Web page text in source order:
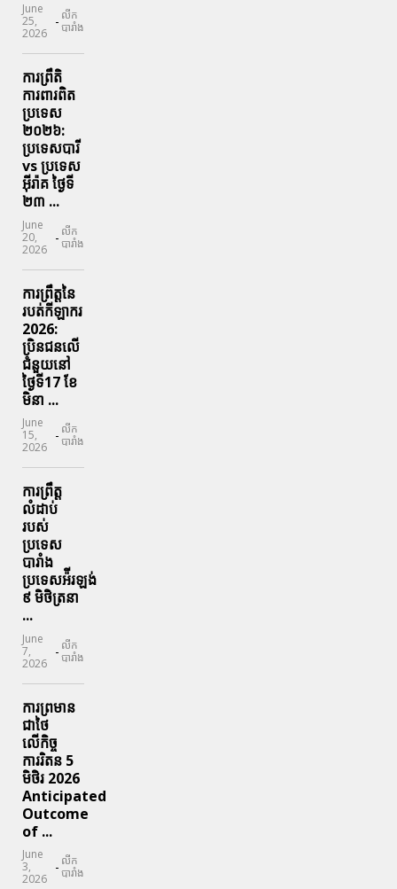
June
25,
2026
- លីក
បារាំង
ការព្រឹតិ
ការពារ​ពិត
ប្រទេស
២០២៦:
ប្រទេសបារី
vs ប្រទេស
អ៊ីរ៉ាគ ថ្ងៃទី​
២៣ ...
June
20,
2026
- លីក
បារាំង
ការព្រឹត្តនៃ
របត់កីឡាករ
2026:
ប្រិនជនលើ
ជំនួយនៅ
ថ្ងៃទី17 ខែ
មិនា ...
June
15,
2026
- លីក
បារាំង
ការព្រឹត្ត
លំដាប់
របស់
ប្រទេស
បារាំង
ប្រទេសអ៉ីរឡង់
៩ មិថិត្រនា
...
June
7,
2026
- លីក
បារាំង
ការព្រមាន
ជាថៃ
លើកិច្ច
ការរិតន 5
មិថិរ 2026
Anticipated
Outcome
of ...
June
3,
2026
- លីក
បារាំង